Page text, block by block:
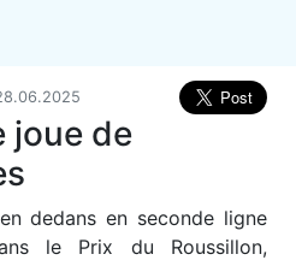
joue de
dedans en seconde ligne
le Prix du Roussillon,